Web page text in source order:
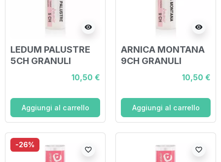
visibility
LEDUM PALUSTRE
5CH GRANULI
10,50 €
Aggiungi al carrello
visibility
ARNICA MONTANA
9CH GRANULI
10,50 €
Aggiungi al carrello
-26%
favorite_border favorite_border